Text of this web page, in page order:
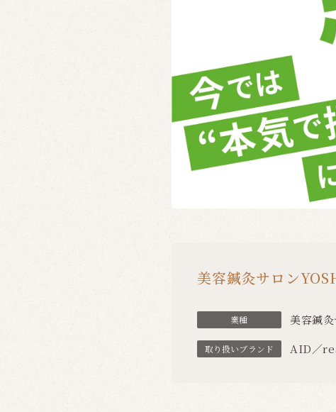
美容鍼灸サロン
業種 美容鍼
取り扱いブランド AID／